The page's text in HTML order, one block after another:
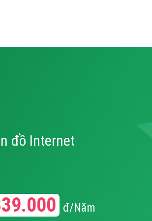
đồ Internet
đ/Năm